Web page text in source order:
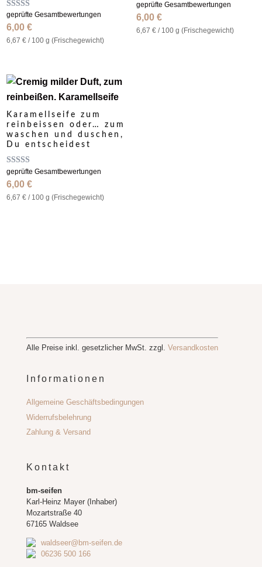
Bewertet
mit
5.00
von 5
geprüfte Gesamtbewertungen
6,00€
6,67€ / 100 g (Frische­gewicht)
Bewertet
mit
4.31
von 5
geprüfte Gesamtbewertungen
6,00 €
6,67 €/ 100 g (Frische­gewicht)
Karamellseife zum
reinbeissen oder… zum
waschen und duschen,
Du entscheidest
Bewertet
mit
5.00
von 5
geprüfte Gesamtbewertungen
6,00€
6,67€ / 100 g (Frische­gewicht)
Alle Preise inkl. gesetzlicher MwSt. zzgl. Versandkosten
Informationen
Allgemeine Geschäftsbedingungen
Widerrufsbelehrung
Zahlung & Versand
Kontakt
bm-seifen
Karl-Heinz Mayer (Inhaber)
Mozartstraße 40
67165 Waldsee
waldseer@bm-seifen.de
06236 500 166